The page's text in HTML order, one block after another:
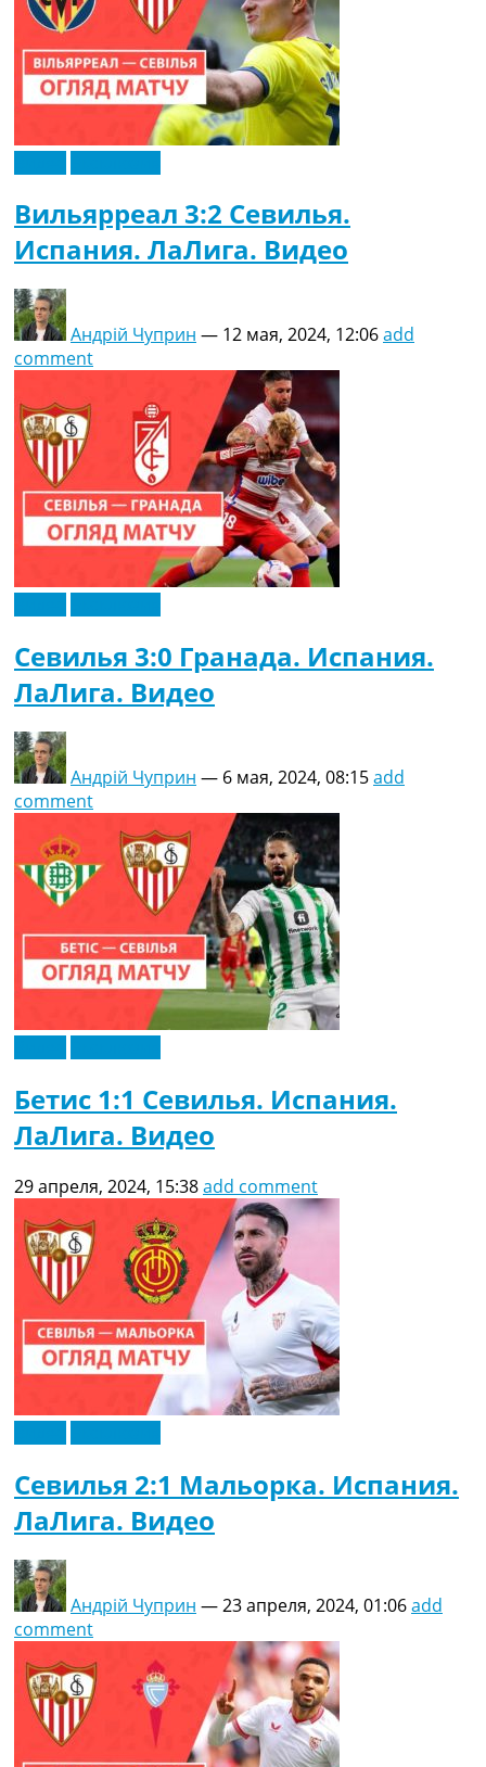
Вильярреал 3:2 Севилья.
Испания. ЛаЛига. Видео
Андрій Чуприн — 12 мая, 2024, 12:06add
comment
Севилья 3:0 Гранада. Испания.
ЛаЛига. Видео
Андрій Чуприн — 6 мая, 2024, 08:15add
comment
Бетис 1:1 Севилья. Испания.
ЛаЛига. Видео
29 апреля, 2024, 15:38add comment
Севилья 2:1 Мальорка. Испания.
ЛаЛига. Видео
Андрій Чуприн —23 апреля, 2024, 01:06add
comment